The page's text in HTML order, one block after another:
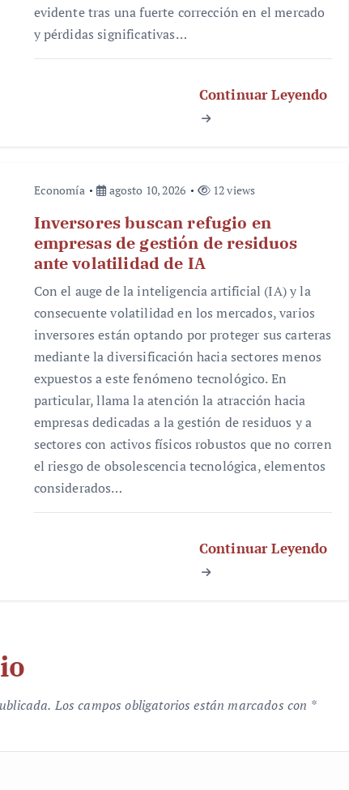
evidente tras una fuerte corrección en el mercado
y pérdidas significativas…
Continuar Leyendo
Economía agosto 10, 2026 12 views
Inversores buscan refugio en
empresas de gestión de residuos
ante volatilidad de IA
Con el auge de la inteligencia artificial (IA) y la
consecuente volatilidad en los mercados, varios
inversores están optando por proteger sus carteras
mediante la diversificación hacia sectores menos
expuestos a este fenómeno tecnológico. En
particular, llama la atención la atracción hacia
empresas dedicadas a la gestión de residuos y a
sectores con activos físicos robustos que no corren
el riesgo de obsolescencia tecnológica, elementos
considerados…
Continuar Leyendo
Los campos obligatorios están marcados con *